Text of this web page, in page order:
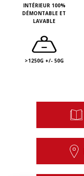
INTÉRIEUR 100%
DÉMONTABLE ET
LAVABLE
>1250G +/- 50G